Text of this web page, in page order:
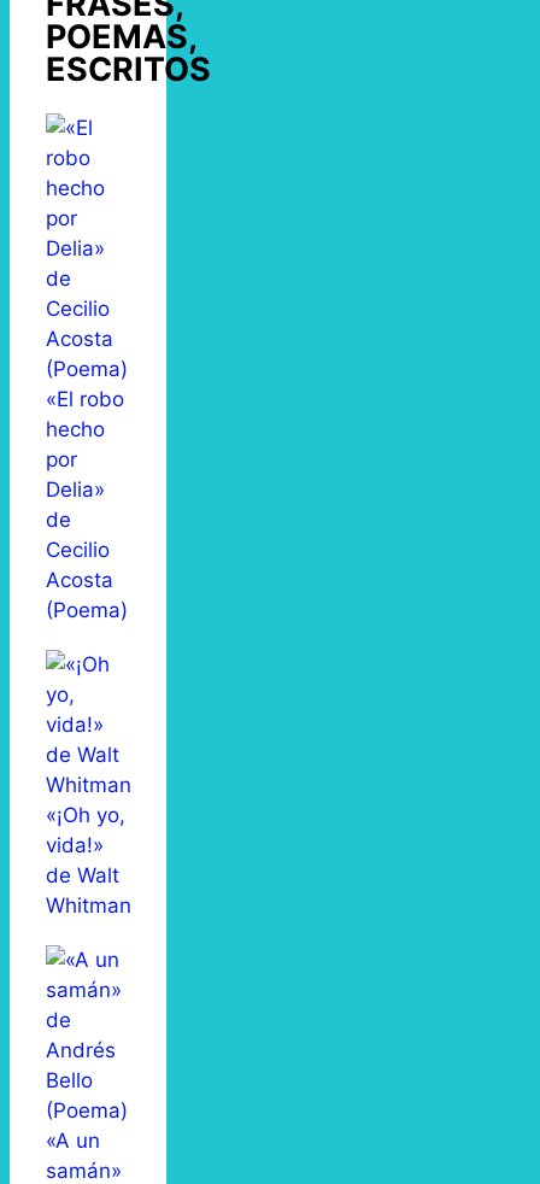
POEMAS,
ESCRITOS
«El robo
hecho
por
Delia»
de
Cecilio
Acosta
(Poema)
«¡Oh yo,
vida!»
de Walt
Whitman
«A un
samán»